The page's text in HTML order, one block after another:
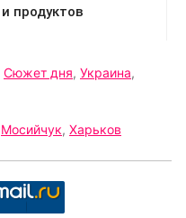
Сюжет дня, Украина,
Мосийчук, Харьков